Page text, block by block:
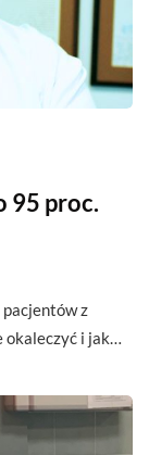
95 proc.
z
okaleczyć i jak…